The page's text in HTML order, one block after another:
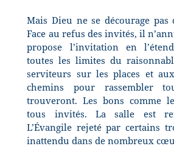
Mais Dieu ne se décourage pas
Face au refus des invités, il
propose l’invitation en
toutes les limites du
serviteurs sur les places et
chemins pour rassembler
trouveront. Les bons comme
tous invités. La salle est
L’Évangile rejeté par certains
inattendu dans de nombreux